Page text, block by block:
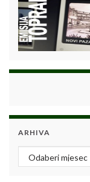
ARHIVA
Arhiva